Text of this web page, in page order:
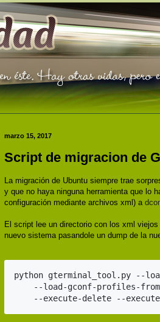
marzo 15, 2017
Script de migracion de
La migración de Ubuntu siempre trae
y que no haya ninguna herramienta que lo
configuración mediante archivos xml) a
El script lee un directorio con los xml
nuevo sistema pasandole un dump de la
python gterminal_tool.py --
--load-gconf-profiles-
--execute-delete --